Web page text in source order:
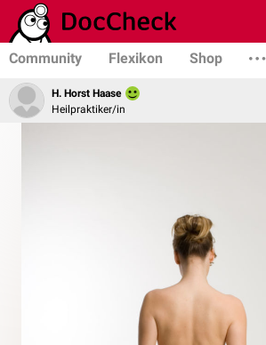
Community Flexikon Shop
H. Horst Haase
Heilpraktiker/in